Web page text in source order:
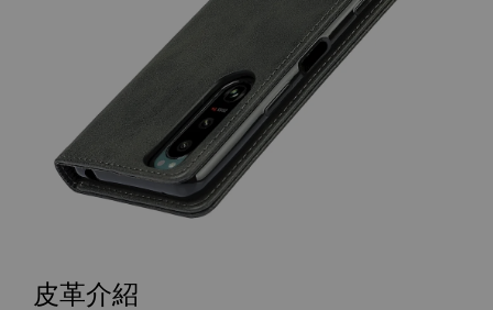
皮革介紹